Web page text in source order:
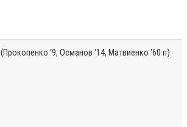
(Прокопенко '9, Османов '14, Матвиенко '60 п)